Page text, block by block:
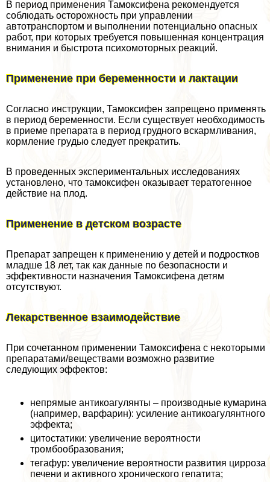
В период применения Тамоксифена рекомендуется
соблюдать осторожность при управлении
автотрaнcпортом и выполнении потенциально опасных
работ, при которых требуется повышенная концентрация
внимания и быстрота психомоторных реакций.
Применение при беременности и лактации
Согласно инструкции, Тамоксифен запрещено применять
в период беременности. Если существует необходимость
в приеме препарата в период грудного вскармливания,
кормление гpyдью следует прекратить.
В проведенных экспериментальных исследованиях
установлено, что тамоксифен оказывает тератогенное
действие на плод.
Применение в детском возрасте
Препарат запрещен к применению у детей и подростков
младше 18 лет, так как данные по безопасности и
эффективности назначения Тамоксифена детям
отсутствуют.
Лекарственное взаимодействие
При сочетанном применении Тамоксифена с некоторыми
препаратами/веществами возможно развитие
следующих эффектов:
непрямые антикоагулянты – производные кумарина
(например, варфарин): усиление антикоагулянтного
эффекта;
цитостатики: увеличение вероятности
тромбообразования;
тегафур: увеличение вероятности развития цирроза
печени и активного хронического гепатита;